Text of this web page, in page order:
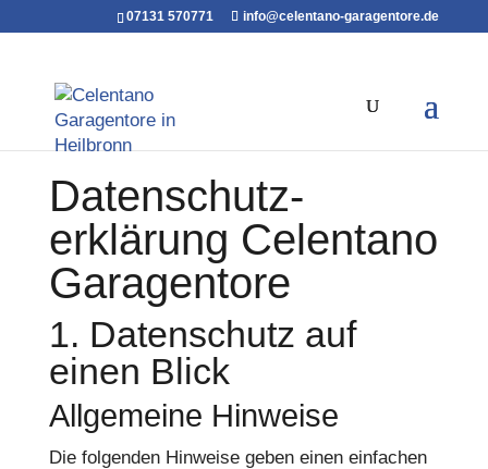
07131 570771 info@celentano-garagentore.de
Datenschutz­
erklärung Celentano
Garagentore
1. Datenschutz auf
einen Blick
Allgemeine Hinweise
Die folgenden Hinweise geben einen einfachen